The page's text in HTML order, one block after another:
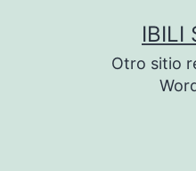
IBILI
Otro sitio